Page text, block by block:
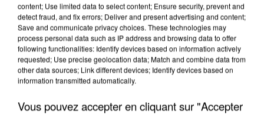
INCENDIES : L’ÎLE-DE-FRANCE LANCE UN ÉLAN
DE SOLIDARITÉ AVEC LES...
content; Use limited data to select content; Ensure security, prevent and
detect fraud, and fix errors; Deliver and present advertising and content;
Save and communicate privacy choices. These technologies may
process personal data such as IP address and browsing data to offer
following functionalities: Identify devices based on information actively
requested; Use precise geolocation data; Match and combine data from
other data sources; Link different devices; Identify devices based on
information transmitted automatically.
Vous pouvez accepter en cliquant sur "Accepter